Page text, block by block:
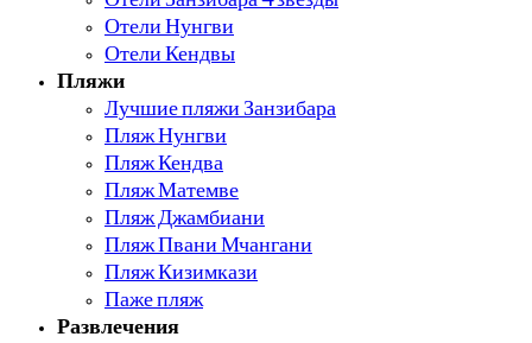
Отели Нунгви
Отели Кендвы
Пляжи
Лучшие пляжи Занзибара
Пляж Нунгви
Пляж Кендва
Пляж Матемве
Пляж Джамбиани
Пляж Пвани Мчангани
Пляж Кизимкази
Паже пляж
Развлечения